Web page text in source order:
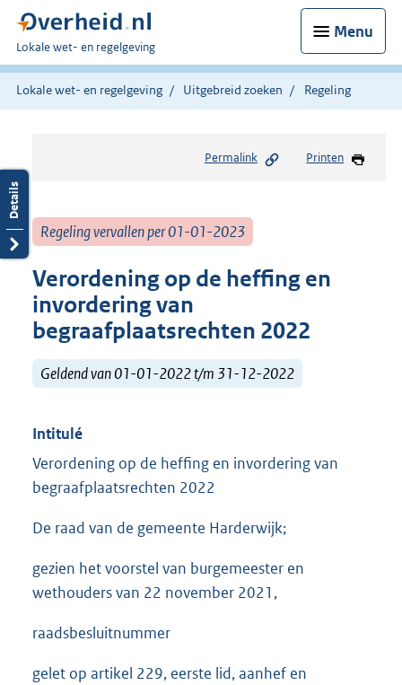
Menu
U
bent
hier:
Lokale wet- en regelgeving
Lokale wet- en regelgeving Uitgebreid zoeken Regeling
Permalink Printen
Regeling vervallen per 01-01-2023
Verordening op de heffing en
invordering van
begraafplaatsrechten 2022
Geldend van 01-01-2022 t/m 31-12-2022
Intitulé
Verordening op de heffing en invordering van
begraafplaatsrechten 2022
De raad van de gemeente Harderwijk;
gezien het voorstel van burgemeester en
wethouders van 22 november 2021,
raadsbesluitnummer
gelet op artikel 229, eerste lid, aanhef en